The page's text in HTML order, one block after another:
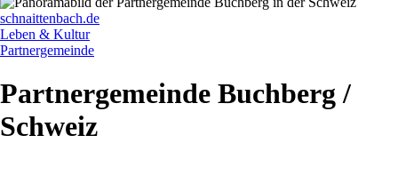
schnaittenbach.de
Leben & Kultur
Partnergemeinde
Partnergemeinde Buchberg /
Schweiz